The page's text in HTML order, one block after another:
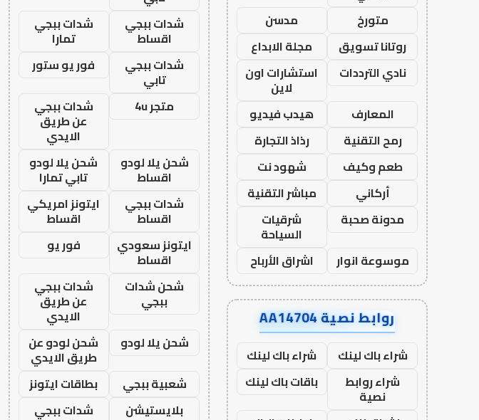
متورخ
مدسن
روتانا تسويق
مجلة الابداع
نادي الترددات
استشارات اون
لاين
المعارف
هيدب فيديو
رمح التقنية
رذاذ التجارة
طعم وكيف
شهود نت
أركاني
مباشر التقنية
مدونة صحبة
شرقيات
السياحة
موسوعة انوار
اشراق الأرباح
روابط نصية AA14704
شراء باك لينك
شراء باك لينك
شراء روابط
نصية
باقات باك لينك
شدات ببجي
اقساط
شدات ببجي
تمارا
شدات ببجي
تابي
فور يو ستور
متجر 4u
شدات ببجي
عن طريق
الايدي
شحن يلا لودو
اقساط
شحن يلا لودو
تابي تمارا
شدات ببجي
اقساط
ايتونز امريكي
اقساط
ايتونز سعودي
اقساط
فور يو
شحن شدات
ببجي
شدات ببجي
عن طريق
الايدي
شحن يلا لودو
شحن لودو عن
طريق الايدي
شعبية ببجي
بطاقات ايتونز
بلايستيشن
شدات ببجي